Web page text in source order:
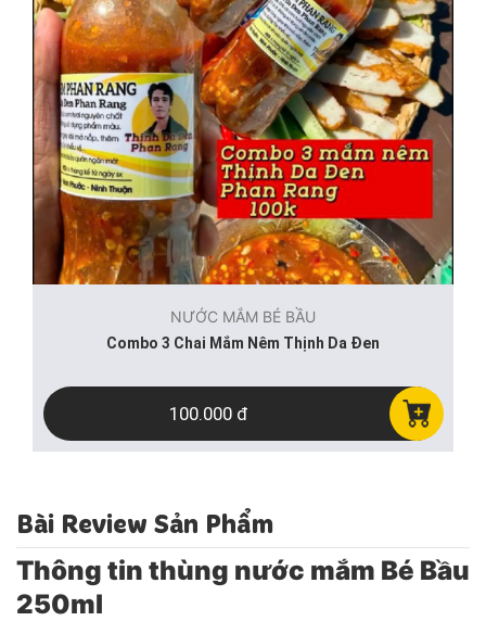
NƯỚC MẮM BÉ BẦU
Combo 3 Chai Mắm Nêm Thịnh Da Đen
100.000 đ
Bài Review Sản Phẩm
Thông tin thùng nước mắm Bé Bầu
250ml